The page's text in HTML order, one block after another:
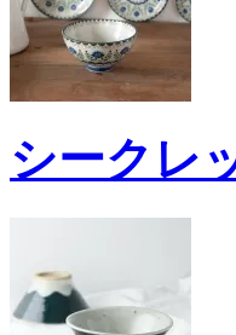
シークレ